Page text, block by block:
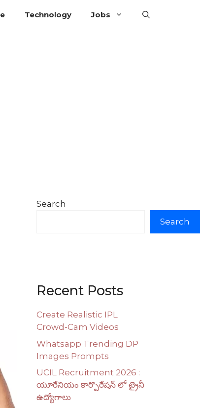
Technology Jobs
Search
Search
Recent Posts
Create Realistic IPL
Crowd-Cam Videos
Whatsapp Trending DP
Images Prompts
UCIL Recruitment 2026 :
యూరేనియం కార్పొరేషన్ లో ట్రైనీ
ఉద్యోగాలు